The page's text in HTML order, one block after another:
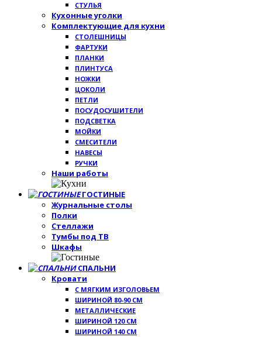
СТУЛЬЯ
Кухонные уголки
Комплектующие для кухни
СТОЛЕШНИЦЫ
ФАРТУКИ
ПЛАНКИ
ПЛИНТУСА
НОЖКИ
ЦОКОЛИ
ПЕТЛИ
ПОСУДОСУШИТЕЛИ
ПОДСВЕТКА
МОЙКИ
СМЕСИТЕЛИ
НАВЕСЫ
РУЧКИ
Наши работы
ГОСТИНЫЕ
Журнальные столы
Полки
Стеллажи
Тумбы под ТВ
Шкафы
СПАЛЬНИ
Кровати
С МЯГКИМ ИЗГОЛОВЬЕМ
ШИРИНОЙ 80-90 СМ
МЕТАЛЛИЧЕСКИЕ
ШИРИНОЙ 120 СМ
ШИРИНОЙ 140 СМ